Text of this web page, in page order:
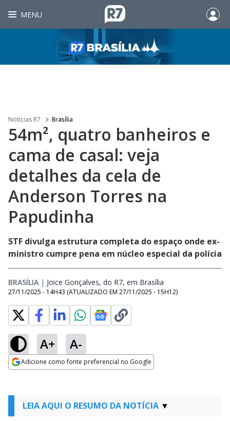
MENU
Noticias R7 Brasília
54m², quatro banheiros e
cama de casal: veja
detalhes da cela de
Anderson Torres na
Papudinha
STF divulga estrutura completa do espaço onde ex-
ministro cumpre pena em núcleo especial da polícia
BRASÍLIA | Joice Gonçalves, do R7, em Brasília
27/11/2025 - 14H43 (ATUALIZADO EM 27/11/2025 - 15H12)
A+ A-
Adicione como fonte preferencial no Google
LEIA AQUI O RESUMO DA NOTÍCIA